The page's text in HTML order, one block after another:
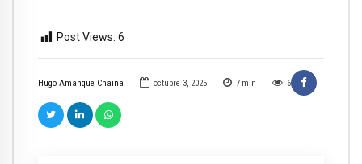
Hugo Amanque Chaiña octubre 3, 2025 7 min 6
Post Views: 6